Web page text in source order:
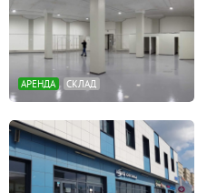
АРЕНДА СКЛАД